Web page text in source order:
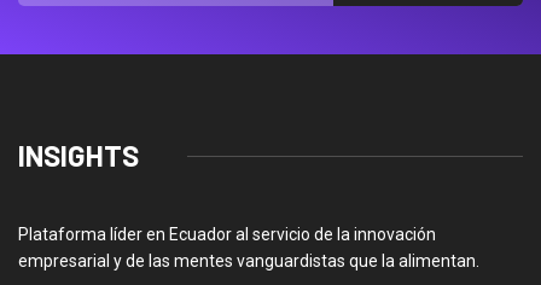
INSIGHTS
Plataforma líder en Ecuador al servicio de la innovación
empresarial y de las mentes vanguardistas que la alimentan.